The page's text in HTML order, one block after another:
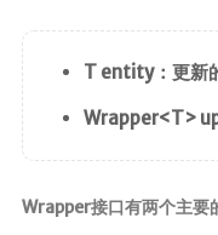
T entity：更新
Wrapper<T>
Wrapper接口有两个主要